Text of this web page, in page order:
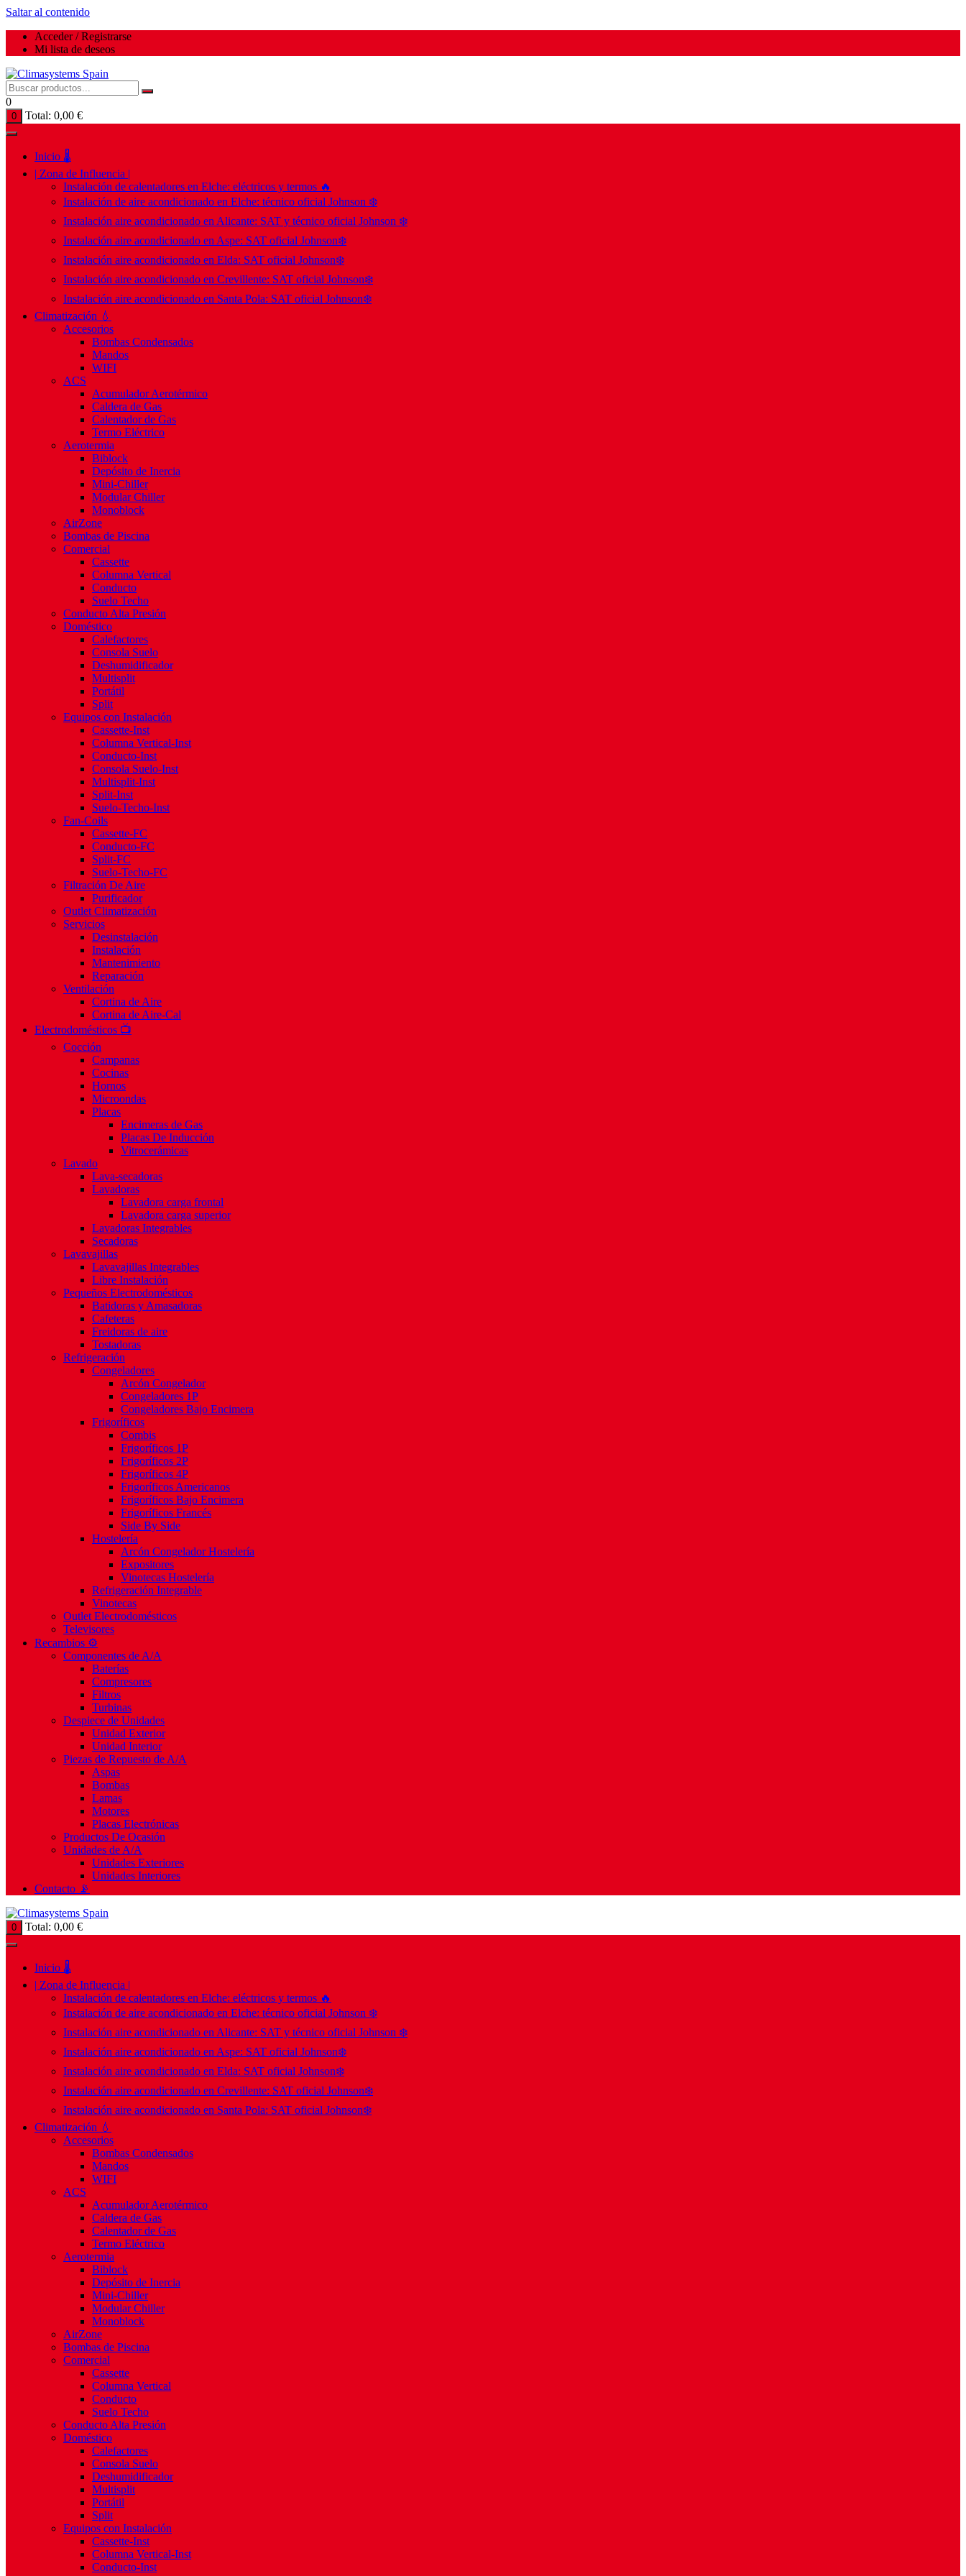
Saltar al contenido
Acceder / Registrarse
Mi lista de deseos
0
0 Total: 0,00 €
Inicio 🌡️
| Zona de Influencia |
Instalación de calentadores en Elche: eléctricos y termos 🔥
Instalación de aire acondicionado en Elche: técnico oficial Johnson ❄️
Instalación aire acondicionado en Alicante: SAT y técnico oficial Johnson ❄️
Instalación aire acondicionado en Aspe: SAT oficial Johnson❄️
Instalación aire acondicionado en Elda: SAT oficial Johnson❄️
Instalación aire acondicionado en Crevillente: SAT oficial Johnson❄️
Instalación aire acondicionado en Santa Pola: SAT oficial Johnson❄️
Climatización 💧
Accesorios
Bombas Condensados
Mandos
WIFI
ACS
Acumulador Aerotérmico
Caldera de Gas
Calentador de Gas
Termo Eléctrico
Aerotermia
Biblock
Depósito de Inercia
Mini-Chiller
Modular Chiller
Monoblock
AirZone
Bombas de Piscina
Comercial
Cassette
Columna Vertical
Conducto
Suelo Techo
Conducto Alta Presión
Doméstico
Calefactores
Consola Suelo
Deshumidificador
Multisplit
Portátil
Split
Equipos con Instalación
Cassette-Inst
Columna Vertical-Inst
Conducto-Inst
Consola Suelo-Inst
Multisplit-Inst
Split-Inst
Suelo-Techo-Inst
Fan-Coils
Cassette-FC
Conducto-FC
Split-FC
Suelo-Techo-FC
Filtración De Aire
Purificador
Outlet Climatización
Servicios
Desinstalación
Instalación
Mantenimiento
Reparación
Ventilación
Cortina de Aire
Cortina de Aire-Cal
Electrodomésticos 📺
Cocción
Campanas
Cocinas
Hornos
Microondas
Placas
Encimeras de Gas
Placas De Inducción
Vitrocerámicas
Lavado
Lava-secadoras
Lavadoras
Lavadora carga frontal
Lavadora carga superior
Lavadoras Integrables
Secadoras
Lavavajillas
Lavavajillas Integrables
Libre Instalación
Pequeños Electrodomésticos
Batidoras y Amasadoras
Cafeteras
Freidoras de aire
Tostadoras
Refrigeración
Congeladores
Arcón Congelador
Congeladores 1P
Congeladores Bajo Encimera
Frigoríficos
Combis
Frigoríficos 1P
Frigoríficos 2P
Frigoríficos 4P
Frigoríficos Americanos
Frigoríficos Bajo Encimera
Frigoríficos Francés
Side By Side
Hostelería
Arcón Congelador Hostelería
Expositores
Vinotecas Hostelería
Refrigeración Integrable
Vinotecas
Outlet Electrodomésticos
Televisores
Recambios ⚙️
Componentes de A/A
Baterías
Compresores
Filtros
Turbinas
Despiece de Unidades
Unidad Exterior
Unidad Interior
Piezas de Repuesto de A/A
Aspas
Bombas
Lamas
Motores
Placas Electrónicas
Productos De Ocasión
Unidades de A/A
Unidades Exteriores
Unidades Interiores
Contacto 📡
0 Total: 0,00 €
Inicio 🌡️
| Zona de Influencia |
Instalación de calentadores en Elche: eléctricos y termos 🔥
Instalación de aire acondicionado en Elche: técnico oficial Johnson ❄️
Instalación aire acondicionado en Alicante: SAT y técnico oficial Johnson ❄️
Instalación aire acondicionado en Aspe: SAT oficial Johnson❄️
Instalación aire acondicionado en Elda: SAT oficial Johnson❄️
Instalación aire acondicionado en Crevillente: SAT oficial Johnson❄️
Instalación aire acondicionado en Santa Pola: SAT oficial Johnson❄️
Climatización 💧
Accesorios
Bombas Condensados
Mandos
WIFI
ACS
Acumulador Aerotérmico
Caldera de Gas
Calentador de Gas
Termo Eléctrico
Aerotermia
Biblock
Depósito de Inercia
Mini-Chiller
Modular Chiller
Monoblock
AirZone
Bombas de Piscina
Comercial
Cassette
Columna Vertical
Conducto
Suelo Techo
Conducto Alta Presión
Doméstico
Calefactores
Consola Suelo
Deshumidificador
Multisplit
Portátil
Split
Equipos con Instalación
Cassette-Inst
Columna Vertical-Inst
Conducto-Inst